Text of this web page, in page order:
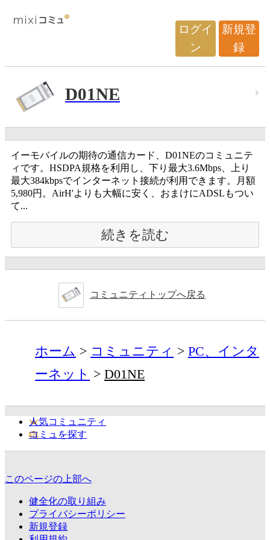
ログイ
ン
新規登
録
D01NE
イーモバイルの期待の通信カード、D01NEのコミュニテ
ィです。HSDPA規格を利用し、下り最大3.6Mbps、上り
最大384kbpsでインターネット接続が利用できます。月額
5,980円。AirH'よりも大幅に安く、おまけにADSLもつい
て...
続きを読む
コミュニティトップへ戻る
ホーム コミュニティ
PC、インタ
ーネット
D01NE
人気コミュニティ
コミュを探す
このページの上部へ
健全化の取り組み
プライバシーポリシー
新規登録